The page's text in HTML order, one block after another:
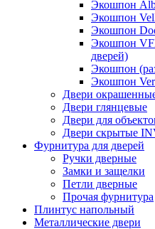
Экошпон
Экошпон
Экошпон
Экошпон
дверей)
Экошпон
Экошпон
Двери
Двери глянцевые
Двери для
Двери скрытые
Фурнитура для дверей
Ручки дверные
Замки и защелки
Петли дверные
Прочая фурнитура
Плинтус напольный
Металлические двери